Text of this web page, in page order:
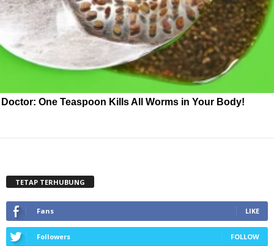
Doctor: One Teaspoon Kills All Worms in Your Body!
TETAP TERHUBUNG
Fans LIKE
Followers FOLLOW